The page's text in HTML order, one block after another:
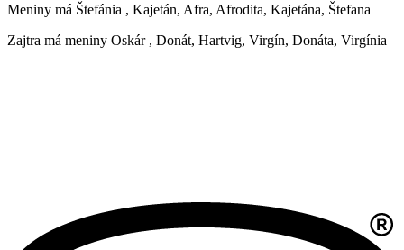
Meniny má Štefánia , Kajetán, Afra, Afrodita, Kajetána, Štefana
Zajtra má meniny Oskár , Donát, Hartvig, Virgín, Donáta, Virgínia